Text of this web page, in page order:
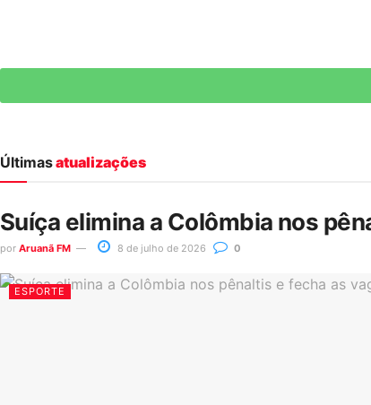
Últimasatualizações
Suíça elimina a Colômbia nos
por Aruanã FM 8 de julho de 2026 0
ESPORTE